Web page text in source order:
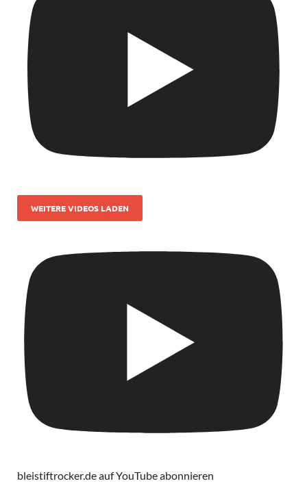
WEITERE VIDEOS LADEN
bleistiftrocker.de auf YouTube abonnieren